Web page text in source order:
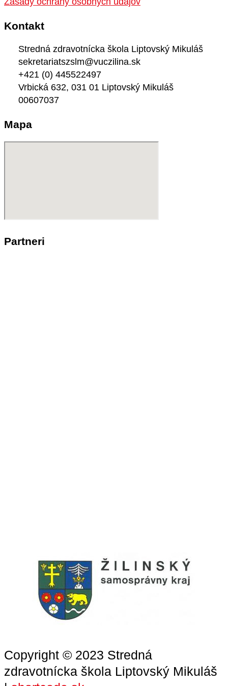
Kontakt
Stredná zdravotnícka škola Liptovský Mikuláš
sekretariatszslm@vuczilina.sk
+421 (0) 445522497
Vrbická 632, 031 01 Liptovský Mikuláš
00607037
Mapa
Partneri
Copyright © 2023 Stredná
zdravotnícka škola Liptovský Mikuláš